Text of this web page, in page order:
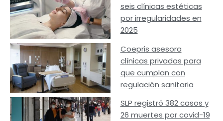
seis clínicas estéticas
por irregularidades en
2025
Coepris asesora
clínicas privadas para
que cumplan con
regulación sanitaria
SLP registró 382 casos y
26 muertes por covid-19